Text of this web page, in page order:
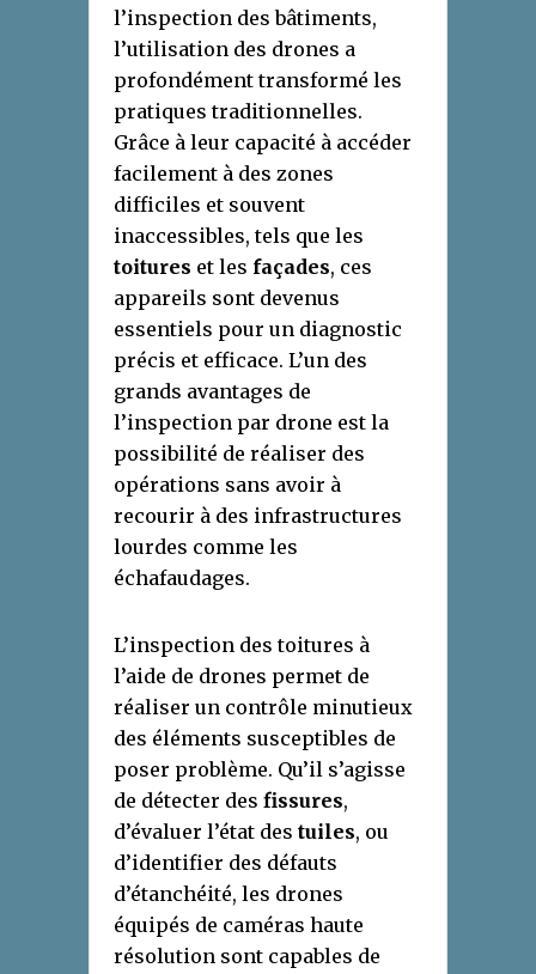
l’inspection des bâtiments,
l’utilisation des drones a
profondément transformé les
pratiques traditionnelles.
Grâce à leur capacité à accéder
facilement à des zones
difficiles et souvent
inaccessibles, tels que les
toitures et les façades, ces
appareils sont devenus
essentiels pour un diagnostic
précis et efficace. L’un des
grands avantages de
l’inspection par drone est la
possibilité de réaliser des
opérations sans avoir à
recourir à des infrastructures
lourdes comme les
échafaudages.
L’inspection des toitures à
l’aide de drones permet de
réaliser un contrôle minutieux
des éléments susceptibles de
poser problème. Qu’il s’agisse
de détecter des fissures,
d’évaluer l’état des tuiles, ou
d’identifier des défauts
d’étanchéité, les drones
équipés de caméras haute
résolution sont capables de